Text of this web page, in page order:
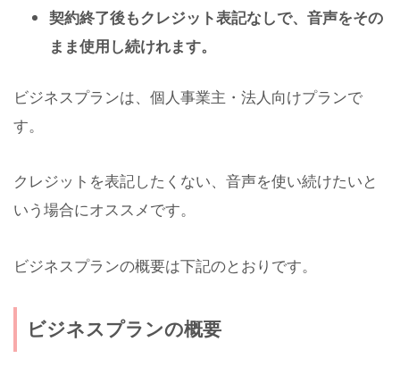
契約終了後もクレジット表記なしで、音声をその
まま使用し続けれます。
ビジネスプランは、個人事業主・法人向けプランで
す。
クレジットを表記したくない、音声を使い続けたいと
いう場合にオススメです。
ビジネスプランの概要は下記のとおりです。
ビジネスプランの概要